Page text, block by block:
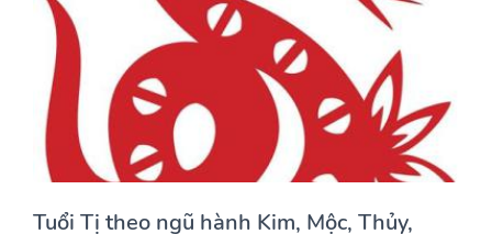
Tuổi Tị theo ngũ hành Kim, Mộc, Thủy,